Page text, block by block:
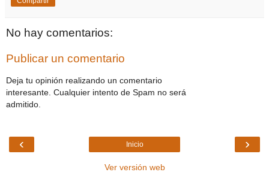
No hay comentarios:
Publicar un comentario
Deja tu opinión realizando un comentario
interesante. Cualquier intento de Spam no será
admitido.
‹ ›
Inicio
Ver versión web